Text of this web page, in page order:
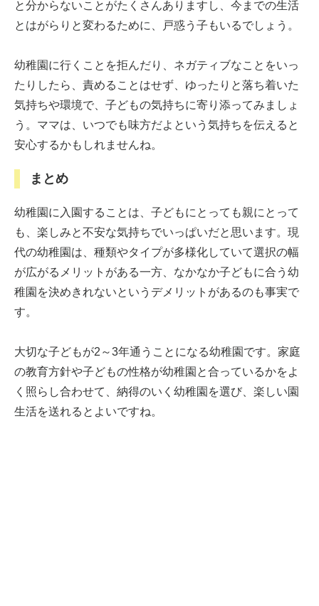
と分からないことがたくさんありますし、今までの生活
とはがらりと変わるために、戸惑う子もいるでしょう。
幼稚園に行くことを拒んだり、ネガティブなことをいっ
たりしたら、責めることはせず、ゆったりと落ち着いた
気持ちや環境で、子どもの気持ちに寄り添ってみましょ
う。ママは、いつでも味方だよという気持ちを伝えると
安心するかもしれませんね。
まとめ
幼稚園に入園することは、子どもにとっても親にとって
も、楽しみと不安な気持ちでいっぱいだと思います。現
代の幼稚園は、種類やタイプが多様化していて選択の幅
が広がるメリットがある一方、なかなか子どもに合う幼
稚園を決めきれないというデメリットがあるのも事実で
す。
大切な子どもが2～3年通うことになる幼稚園です。家庭
の教育方針や子どもの性格が幼稚園と合っているかをよ
く照らし合わせて、納得のいく幼稚園を選び、楽しい園
生活を送れるとよいですね。